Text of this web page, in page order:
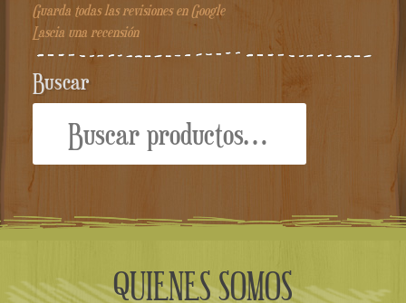
Guarda todas las revisiones en Google
Lascia una recensión
Buscar
por:
QUIENES SOMOS